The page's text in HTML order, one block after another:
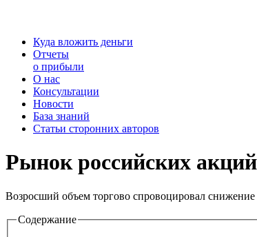
Куда вложить деньги
Отчеты
о прибыли
О нас
Консультации
Новости
База знаний
Статьи сторонних авторов
Рынок российских
Возросший объем торгово спровоцировал
Содержание